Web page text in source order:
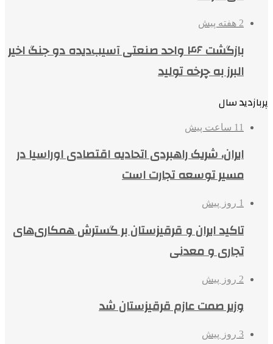
2 هفته پیش
بازگشت ۴۶ واحد صنعتی آسیب‌دیده دو جنگ اخیر
البرز به چرخه تولید
پربازدید سال
11 ساعت پیش
ایران، شریک راهبردی اتحادیه اقتصادی اوراسیا در
مسیر توسعه تجارت است
1 روز پیش
تاکید ایران و قرقیزستان بر گسترش همکاری‌های
تجاری و معدنی
2 روز پیش
وزیر صمت عازم قرقیزستان شد
3 روز پیش